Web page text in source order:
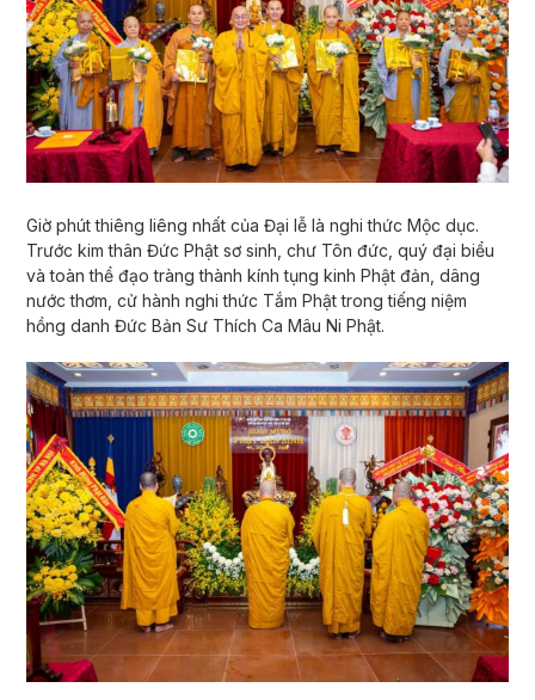
Giờ phút thiêng liêng nhất của Đại lễ là nghi thức Mộc dục.
Trước kim thân Đức Phật sơ sinh, chư Tôn đức, quý đại biểu
và toàn thể đạo tràng thành kính tụng kinh Phật đản, dâng
nước thơm, cử hành nghi thức Tắm Phật trong tiếng niệm
hồng danh Đức Bản Sư Thích Ca Mâu Ni Phật.